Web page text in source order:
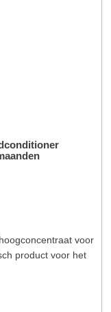
voor
product voor het